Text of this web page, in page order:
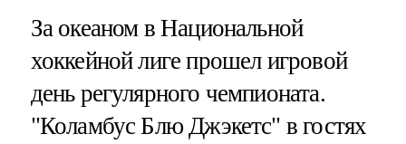
За океаном в Национальной
хоккейной лиге прошел игровой
день регулярного чемпионата.
"Коламбус Блю Джэкетс" в гостях